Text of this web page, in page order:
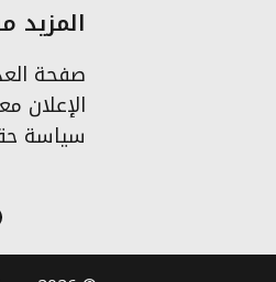
المزيد
صفحة
الإعلان
سياسة